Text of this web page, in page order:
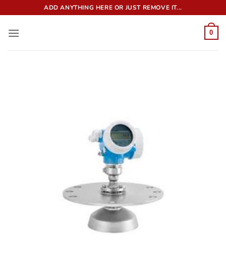
qua
nội
ADD ANYTHING HERE OR JUST REMOVE IT...
0